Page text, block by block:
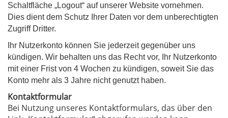
Schaltfläche „Logout“ auf unserer Website vornehmen.
Dies dient dem Schutz Ihrer Daten vor dem unberechtigten
Zugriff Dritter.
Ihr Nutzerkonto können Sie jederzeit gegenüber uns
kündigen. Wir behalten uns das Recht vor, Ihr Nutzerkonto
mit einer Frist von 4 Wochen zu kündigen, soweit Sie das
Konto mehr als 3 Jahre nicht genutzt haben.
Kontaktformular
Bei Nutzung unseres Kontaktformulars, das über den